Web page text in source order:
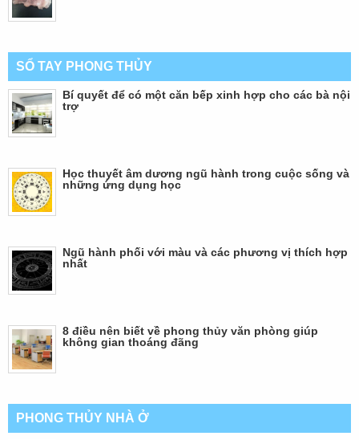
SỔ TAY PHONG THỦY
Bí quyết để có một căn bếp xinh hợp cho các bà nội
trợ
Học thuyết âm dương ngũ hành trong cuộc sống và
những ứng dụng học
Ngũ hành phối với màu và các phương vị thích hợp
nhất
8 điều nên biết về phong thủy văn phòng giúp
không gian thoáng đãng
PHONG THỦY NHÀ Ở